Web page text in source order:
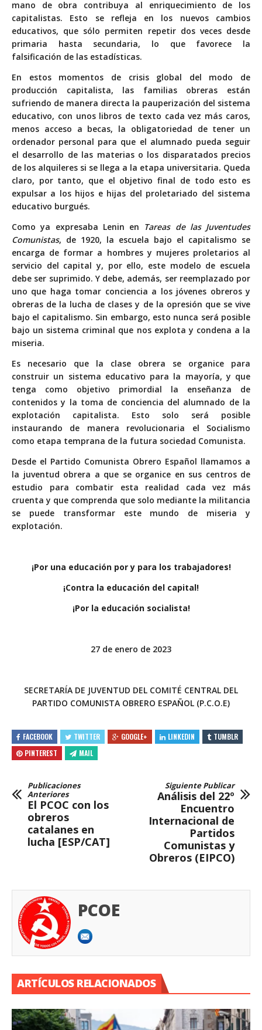
mano de obra contribuya al enriquecimiento de los
capitalistas. Esto se refleja en los nuevos cambios
educativos, que sólo permiten repetir dos veces desde
primaria hasta secundaria, lo que favorece la
falsificación de las estadísticas.
En estos momentos de crisis global del modo de
producción capitalista, las familias obreras están
sufriendo de manera directa la pauperización del sistema
educativo, con unos libros de texto cada vez más caros,
menos acceso a becas, la obligatoriedad de tener un
ordenador personal para que el alumnado pueda seguir
el desarrollo de las materias o los disparatados precios
de los alquileres si se llega a la etapa universitaria. Queda
claro, por tanto, que el objetivo final de todo esto es
expulsar a los hijos e hijas del proletariado del sistema
educativo burgués.
Como ya expresaba Lenin en Tareas de las Juventudes
Comunistas, de 1920, la escuela bajo el capitalismo se
encarga de formar a hombres y mujeres proletarios al
servicio del capital y, por ello, este modelo de escuela
debe ser suprimido. Y debe, además, ser reemplazado por
uno que haga tomar conciencia a los jóvenes obreros y
obreras de la lucha de clases y de la opresión que se vive
bajo el capitalismo. Sin embargo, esto nunca será posible
bajo un sistema criminal que nos explota y condena a la
miseria.
Es necesario que la clase obrera se organice para
construir un sistema educativo para la mayoría, y que
tenga como objetivo primordial la enseñanza de
contenidos y la toma de conciencia del alumnado de la
explotación capitalista. Esto solo será posible
instaurando de manera revolucionaria el Socialismo
como etapa temprana de la futura sociedad Comunista.
Desde el Partido Comunista Obrero Español llamamos a
la juventud obrera a que se organice en sus centros de
estudio para combatir esta realidad cada vez más
cruenta y que comprenda que solo mediante la militancia
se puede transformar este mundo de miseria y
explotación.
¡Por una educación por y para los trabajadores!
¡Contra la educación del capital!
¡Por la educación socialista!
27 de enero de 2023
SECRETARÍA DE JUVENTUD DEL COMITÉ CENTRAL DEL
PARTIDO COMUNISTA OBRERO ESPAÑOL (P.C.O.E)
FACEBOOK TWITTER GOOGLE+ LINKEDIN
TUMBLR
PINTEREST
MAIL
Publicaciones
Anteriores
El PCOC con los
obreros
catalanes en
lucha [ESP/CAT]
Siguiente Publicar
Análisis del 22º
Encuentro
Internacional de
Partidos
Comunistas y
Obreros (EIPCO)
PCOE
ARTÍCULOS RELACIONADOS